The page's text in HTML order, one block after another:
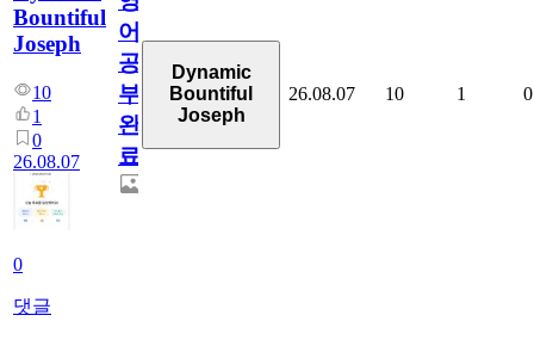
Bountiful
Joseph
10
1
0
26.08.07
0
댓글
어
공
부
완
료
Dynamic
Bountiful
Joseph
26.08.07 10 1 0